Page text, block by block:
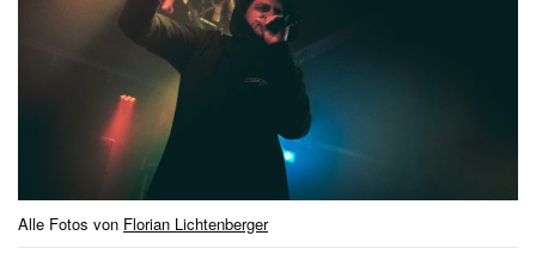
Alle Fotos von Florian Lichtenberger